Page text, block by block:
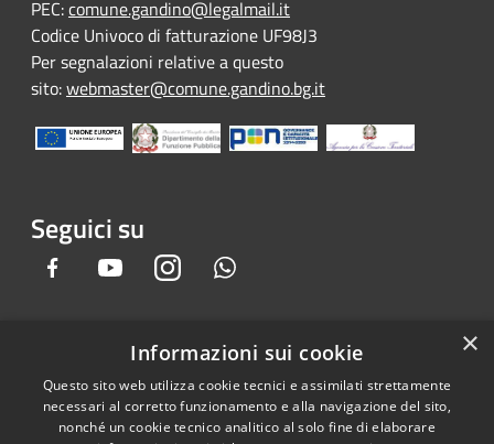
PEC:comune.gandino@legalmail.it
Codice Univoco di fatturazione UF98J3
Per segnalazioni relative a questo
sito:webmaster@comune.gandino.bg.it
Seguici su
Facebook YoutubeInstagram
Accessibilità
Privacy
Gandino • Powered by
Municipium•Accesso
×
Informazioni sui cookie
Questo sito web utilizza cookie tecnici e assimilati strettamente
necessari al corretto funzionamento e alla navigazione del sito,
nonché un cookie tecnico analitico al solo fine di elaborare